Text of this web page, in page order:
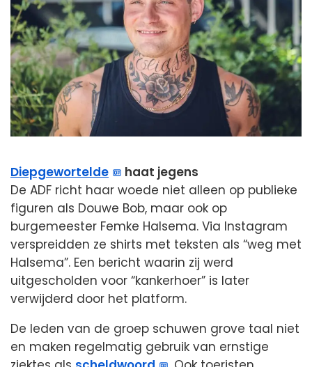
Diepgewortelde
haat jegens
De ADF richt haar woede niet alleen op publieke
figuren als Douwe Bob, maar ook op
burgemeester Femke Halsema. Via Instagram
verspreidden ze shirts met teksten als “weg met
Halsema”. Een bericht waarin zij werd
uitgescholden voor “kankerhoer” is later
verwijderd door het platform.
De leden van de groep schuwen grove taal niet
en maken regelmatig gebruik van ernstige